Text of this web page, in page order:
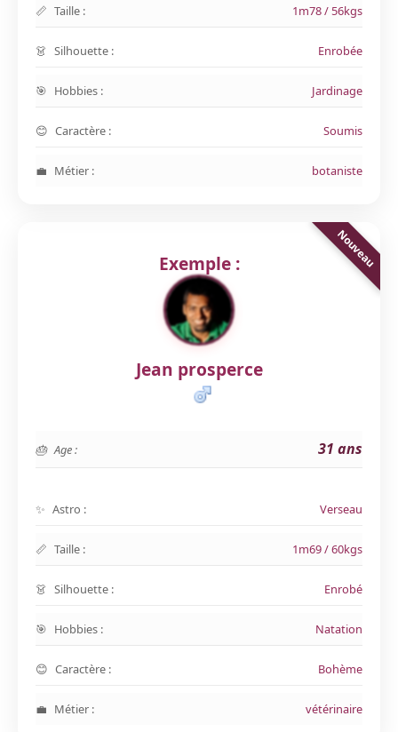
Taille : 1m78 / 56kgs
Silhouette : Enrobée
Hobbies : Jardinage
Caractère : Soumis
Métier : botaniste
Exemple :
Jean prosperce
Age : 31 ans
Astro : Verseau
Taille : 1m69 / 60kgs
Silhouette : Enrobé
Hobbies : Natation
Caractère : Bohème
Métier : vétérinaire